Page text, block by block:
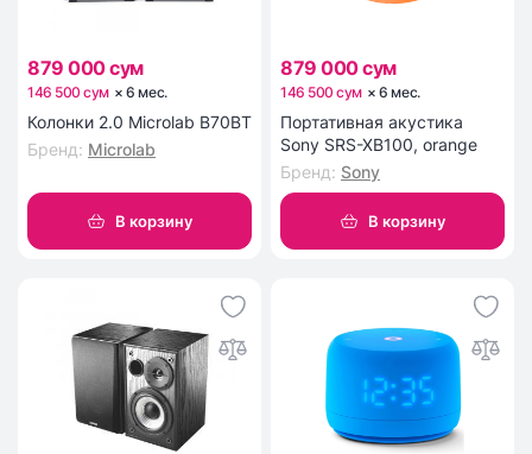
879 000 сум
146 500 сум ×6 мес.
Колонки 2.0 Microlab B70BT
Бренд: Microlab
В корзину
879 000 сум
146 500 сум ×6 мес.
Портативная акустика
Sony SRS-XB100, orange
Бренд: Sony
В корзину